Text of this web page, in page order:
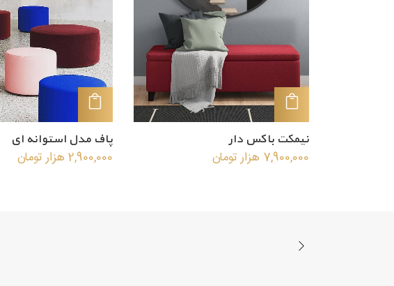
افزودن به سبد خرید
نیمکت باکس دار
7,900,000 هزار تومان
افزودن به سبد خرید
پاف مدل استوانه ای
2,900,000 هزار تومان